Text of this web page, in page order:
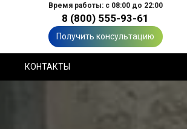
Время работы: с 08:00 до 22:00
8 (800) 555-93-61
Получить консультацию
КОНТАКТЫ